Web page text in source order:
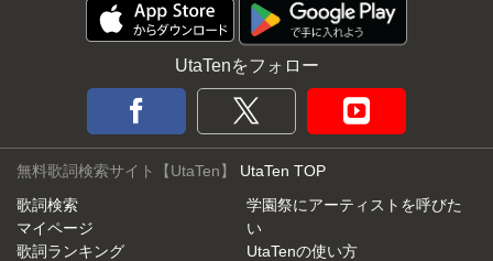
UtaTenをフォロー
無料歌詞検索サイト【UtaTen】 UtaTen TOP
歌詞検索
マイページ
歌詞ランキング
学園祭にアーティストを呼びた
い
UtaTenの使い方